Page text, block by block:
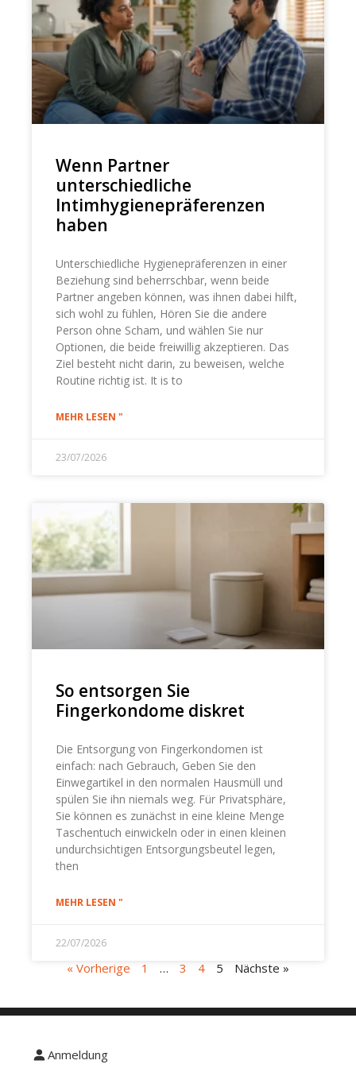
Wenn Partner
unterschiedliche
Intimhygienepräferenzen
haben
Unterschiedliche Hygienepräferenzen in einer
Beziehung sind beherrschbar, wenn beide
Partner angeben können, was ihnen dabei hilft,
sich wohl zu fühlen, Hören Sie die andere
Person ohne Scham, und wählen Sie nur
Optionen, die beide freiwillig akzeptieren. Das
Ziel besteht nicht darin, zu beweisen, welche
Routine richtig ist. It is to
MEHR LESEN "
23/07/2026
So entsorgen Sie
Fingerkondome diskret
Die Entsorgung von Fingerkondomen ist
einfach: nach Gebrauch, Geben Sie den
Einwegartikel in den normalen Hausmüll und
spülen Sie ihn niemals weg. Für Privatsphäre,
Sie können es zunächst in eine kleine Menge
Taschentuch einwickeln oder in einen kleinen
undurchsichtigen Entsorgungsbeutel legen,
then
MEHR LESEN "
22/07/2026
« Vorherige 1 … 3 4 5 Nächste »
Anmeldung